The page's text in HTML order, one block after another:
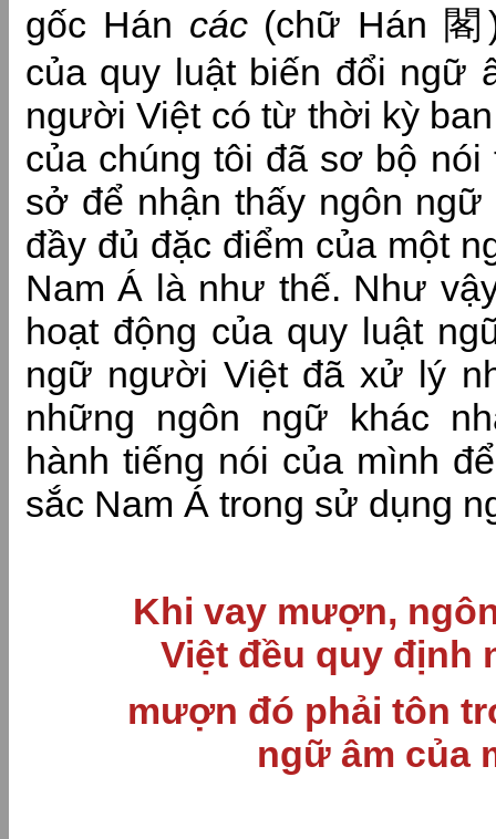
gốc Hán các(chữ Hán 閣
của quy luật biến đổi ngữ
người Việt có từ thời kỳ
của chúng tôi đã sơ bộ
sở để nhận thấy ngôn
đầy đủ đặc điểm của một
Nam Á là như thế. Như
hoạt động của quy luật
ngữ người Việt đã xử lý
những ngôn ngữ khác
hành tiếng nói của mình
sắc Nam Á trong sử dụng
Khi vay mượn,
Việt đều quy định
mượn đó phải tôn
ngữ âm của